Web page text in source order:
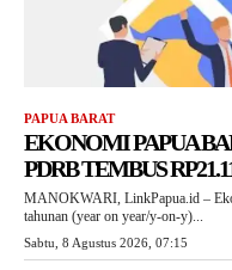
PAPUA BARAT
EKONOMI PAPUA
PDRB TEMBUS
MANOKWARI, LinkPapua.id –
tahunan (year on year/y-on-y)...
Sabtu, 8 Agustus 2026, 07:15